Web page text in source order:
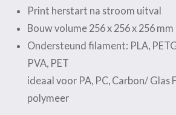
Print herstart na stroom uitval
Bouw volume 256 x 256 x 256 mm
Ondersteund filament: PLA,
PVA, PET
ideaal voor PA, PC, Carbon/ Glas
polymeer